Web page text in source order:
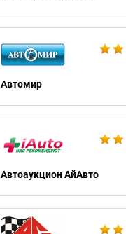
Автомир
Автоаукцион АйАвто